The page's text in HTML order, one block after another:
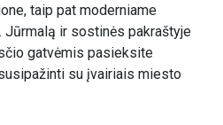
taip pat moderniame
ir sostinės pakraštyje
gatvėmis pasieksite
su įvairiais miesto